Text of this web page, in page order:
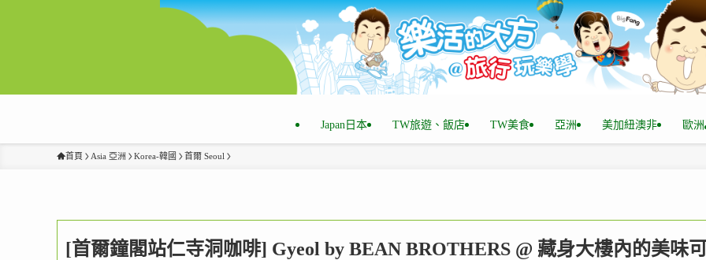
Japan日本 TW旅遊、飯店 TW美食 亞洲 美加紐澳非 歐洲
首頁 Asia 亞洲 Korea-韓國 首爾 Seoul
[首爾鐘閣站仁寺洞咖啡] Gyeol by BEAN BROTHERS @ 藏身大樓內的美味